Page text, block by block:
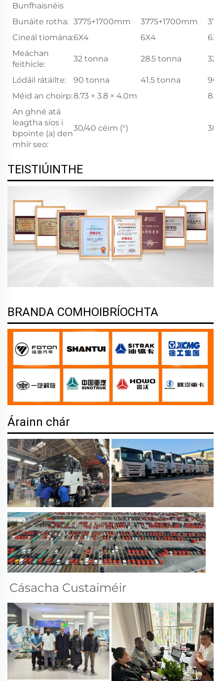
Bunfhaisnéis
Bunáite rotha: 3775+1700mm 3775+1700mm
Cineál tiomána:6X4 6X4
Meáchan
feithicle:
32 tonna 28.5 tonna 32
Lódáil rátáilte: 90 tonna 41.5 tonna
90
Méid an choirp:8.73 × 3.8 × 4.0m
An ghné atá
leagtha síos i
bpointe (a) den
mhír seo:
30/40 céim (°)
TEISTIÚINTHE
BRANDA COMHOIBRÍOCHTA
Árainn chár
Cásacha Custaiméir